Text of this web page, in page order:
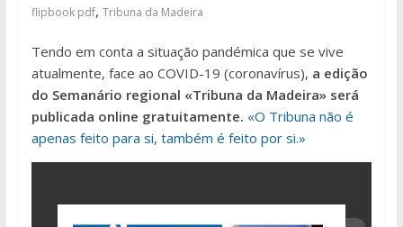
flipbook pdf, Tribuna da Madeira
Tendo em conta a situação pandémica que se vive
atualmente, face ao COVID-19 (coronavírus), a edição
do Semanário regional «Tribuna da Madeira» será
publicada online gratuitamente. «O Tribuna não é
apenas feito para si, também é feito por si.»